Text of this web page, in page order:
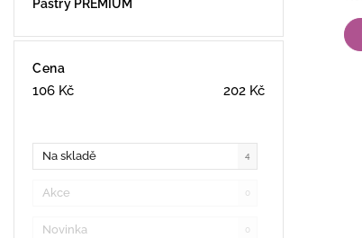
Pastry PREMIUM
Cena
106 Kč 202 Kč
Na skladě 4
Akce 0
Novinka 0